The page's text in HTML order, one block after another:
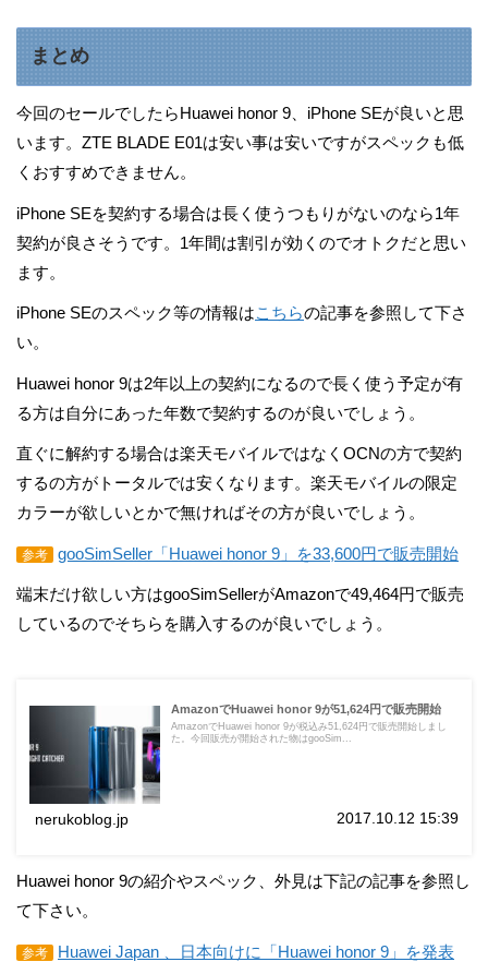
まとめ
今回のセールでしたらHuawei honor 9、iPhone SEが良いと思
います。ZTE BLADE E01は安い事は安いですがスペックも低
くおすすめできません。
iPhone SEを契約する場合は長く使うつもりがないのなら1年
契約が良さそうです。1年間は割引が効くのでオトクだと思い
ます。
iPhone SEのスペック等の情報はこちらの記事を参照して下さ
い。
Huawei honor 9は2年以上の契約になるので長く使う予定が有
る方は自分にあった年数で契約するのが良いでしょう。
直ぐに解約する場合は楽天モバイルではなくOCNの方で契約
するの方がトータルでは安くなります。楽天モバイルの限定
カラーが欲しいとかで無ければその方が良いでしょう。
参考 gooSimSeller「Huawei honor 9」を33,600円で販売開始
端末だけ欲しい方はgooSimSellerがAmazonで49,464円で販売
しているのでそちらを購入するのが良いでしょう。
AmazonでHuawei honor 9が51,624円で販売開始
AmazonでHuawei honor 9が税込み51,624円で販売開始しまし
た。今回販売が開始された物はgooSim...
nerukoblog.jp 2017.10.12 15:39
Huawei honor 9の紹介やスペック、外見は下記の記事を参照し
て下さい。
参考 Huawei Japan 、日本向けに「Huawei honor 9」を発表